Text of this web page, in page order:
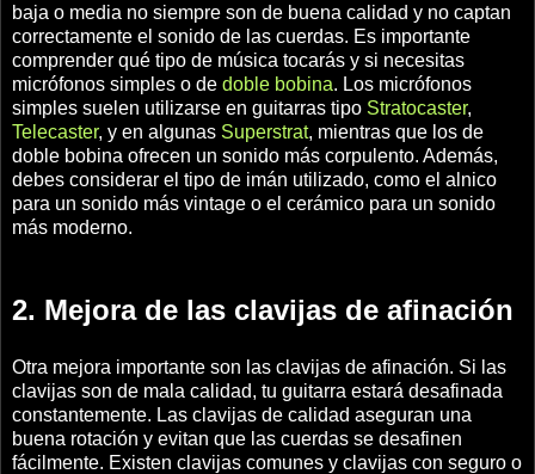
baja o media no siempre son de buena calidad y no captan
correctamente el sonido de las cuerdas. Es importante
comprender qué tipo de música tocarás y si necesitas
micrófonos simples o de doble bobina. Los micrófonos
simples suelen utilizarse en guitarras tipo Stratocaster,
Telecaster, y en algunas Superstrat, mientras que los de
doble bobina ofrecen un sonido más corpulento. Además,
debes considerar el tipo de imán utilizado, como el alnico
para un sonido más vintage o el cerámico para un sonido
más moderno.
2. Mejora de las clavijas de afinación
Otra mejora importante son las clavijas de afinación. Si las
clavijas son de mala calidad, tu guitarra estará desafinada
constantemente. Las clavijas de calidad aseguran una
buena rotación y evitan que las cuerdas se desafinen
fácilmente. Existen clavijas comunes y clavijas con seguro o